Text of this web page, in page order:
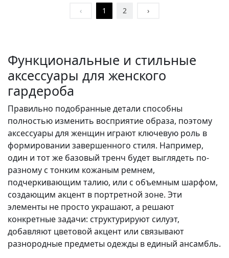
‹ 1 2 ›
Функциональные и стильные
аксессуары для женского
гардероба
Правильно подобранные детали способны
полностью изменить восприятие образа, поэтому
аксессуары для женщин играют ключевую роль в
формировании завершенного стиля. Например,
один и тот же базовый тренч будет выглядеть по-
разному с тонким кожаным ремнем,
подчеркивающим талию, или с объемным шарфом,
создающим акцент в портретной зоне. Эти
элементы не просто украшают, а решают
конкретные задачи: структурируют силуэт,
добавляют цветовой акцент или связывают
разнородные предметы одежды в единый ансамбль.